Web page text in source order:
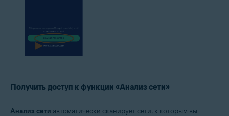
Получить доступ к функции «Анализ сети»
Анализ сети автоматически сканирует сети, к которым вы